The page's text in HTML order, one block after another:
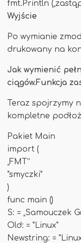
fmt.Println
Wyjście
Po wymianie
drukowany na
Jak wymienić
ciągów.Funkcja
Teraz spojrzymy
kompletne
Pakiet Main
import (
„FMT”
"smyczki"
)
func main ()
S: = „Samouczek
Old: = "Linux"
Newstring: =